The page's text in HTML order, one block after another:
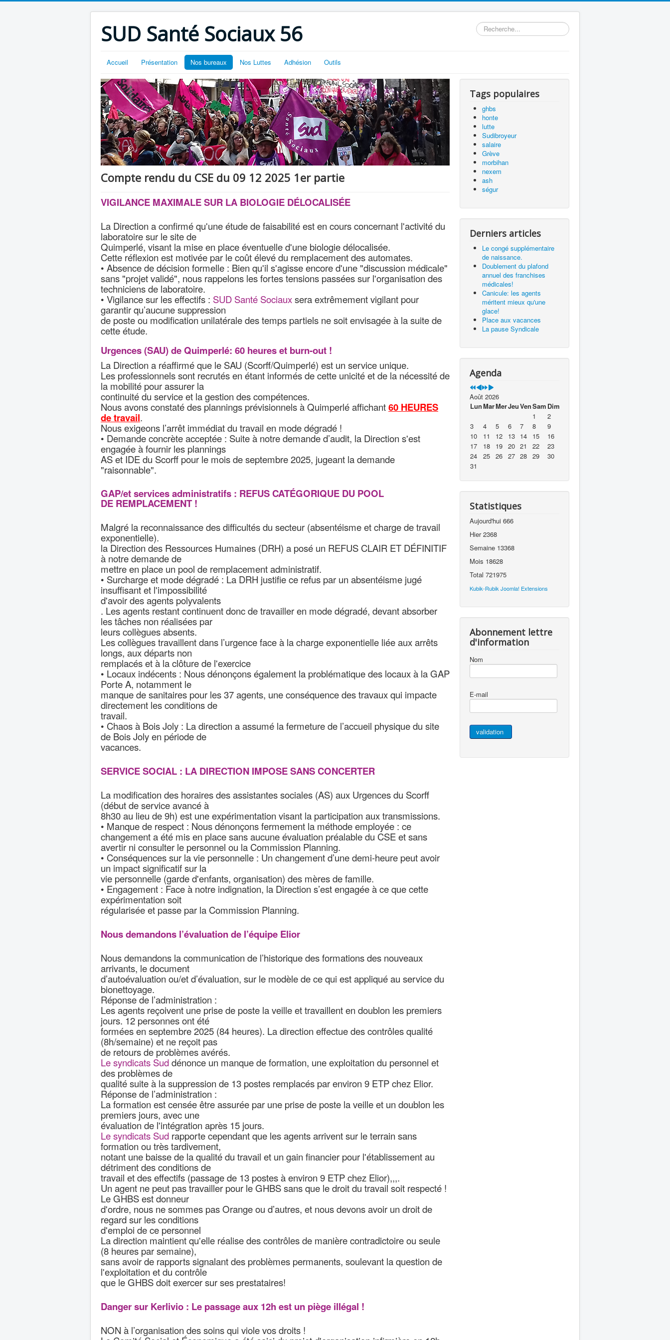
SUD Santé Sociaux 56 Rechercher
Accueil Présentation Nos bureaux Nos Luttes Adhésion Outils
Compte rendu du CSE du 09 12 2025 1er partie
VIGILANCE MAXIMALE SUR LA BIOLOGIE DÉLOCALISÉE
La Direction a confirmé qu'une étude de faisabilité est en cours concernant l'activité du
laboratoire sur le site de
Quimperlé, visant la mise en place éventuelle d'une biologie délocalisée.
Cette réflexion est motivée par le coût élevé du remplacement des automates.
• Absence de décision formelle : Bien qu'il s'agisse encore d'une "discussion médicale"
sans "projet validé", nous rappelons les fortes tensions passées sur l'organisation des
techniciens de laboratoire.
• Vigilance sur les effectifs : SUD Santé Sociauxsera extrêmement vigilant pour
garantir qu’aucune suppression
de poste ou modification unilatérale des temps partiels ne soit envisagée à la suite de
cette étude.
Urgences (SAU) de Quimperlé: 60 heures et burn-out !
La Direction a réaffirmé que le SAU (Scorff/Quimperlé) est un service unique.
Les professionnels sont recrutés en étant informés de cette unicité et de la nécessité de
la mobilité pour assurer la
continuité du service et la gestion des compétences.
Nous avons constaté des plannings prévisionnels à Quimperlé affichant60 HEURES
de travail.
Nous exigeons l’arrêt immédiat du travail en mode dégradé !
• Demande concrète acceptée : Suite à notre demande d’audit, la Direction s'est
engagée à fournir les plannings
AS et IDE du Scorff pour le mois de septembre 2025, jugeant la demande
"raisonnable".
GAP/et services administratifs : REFUS CATÉGORIQUE DU POOL
DE REMPLACEMENT !
Malgré la reconnaissance des difficultés du secteur (absentéisme et charge de travail
exponentielle).
la Direction des Ressources Humaines (DRH) a posé un REFUS CLAIR ET DÉFINITIF
à notre demande de
mettre en place un pool de remplacement administratif.
• Surcharge et mode dégradé : La DRH justifie ce refus par un absentéisme jugé
insuffisant et l'impossibilité
d'avoir des agents polyvalents
. Les agents restant continuent donc de travailler en mode dégradé, devant absorber
les tâches non réalisées par
leurs collègues absents.
Les collègues travaillent dans l’urgence face à la charge exponentielle liée aux arrêts
longs, aux départs non
remplacés et à la clôture de l'exercice
• Locaux indécents : Nous dénonçons également la problématique des locaux à la GAP
Porte A, notamment le
manque de sanitaires pour les 37 agents, une conséquence des travaux qui impacte
directement les conditions de
travail.
• Chaos à Bois Joly : La direction a assumé la fermeture de l’accueil physique du site
de Bois Joly en période de
vacances.
SERVICE SOCIAL : LA DIRECTION IMPOSE SANS CONCERTER
La modification des horaires des assistantes sociales (AS) aux Urgences du Scorff
(début de service avancé à
8h30 au lieu de 9h) est une expérimentation visant la participation aux transmissions.
• Manque de respect : Nous dénonçons fermement la méthode employée : ce
changement a été mis en place sans aucune évaluation préalable du CSE et sans
avertir ni consulter le personnel ou la Commission Planning.
• Conséquences sur la vie personnelle : Un changement d’une demi-heure peut avoir
un impact significatif sur la
vie personnelle (garde d'enfants, organisation) des mères de famille.
• Engagement : Face à notre indignation, la Direction s’est engagée à ce que cette
expérimentation soit
régularisée et passe par la Commission Planning.
Nous demandons l’évaluation de l’équipe Elior
Nous demandons la communication de l’historique des formations des nouveaux
arrivants, le document
d’autoévaluation ou/et d’évaluation, sur le modèle de ce qui est appliqué au service du
bionettoyage.
Réponse de l’administration :
Les agents reçoivent une prise de poste la veille et travaillent en doublon les premiers
jours. 12 personnes ont été
formées en septembre 2025 (84 heures). La direction effectue des contrôles qualité
(8h/semaine) et ne reçoit pas
de retours de problèmes avérés.
Le syndicats Suddénonce un manque de formation, une exploitation du personnel et
des problèmes de
qualité suite à la suppression de 13 postes remplacés par environ 9 ETP chez Elior.
Réponse de l’administration :
La formation est censée être assurée par une prise de poste la veille et un doublon les
premiers jours, avec une
évaluation de l'intégration après 15 jours.
Le syndicats Sud rapporte cependant que les agents arrivent sur le terrain sans
formation ou très tardivement,
notant une baisse de la qualité du travail et un gain financier pour l'établissement au
détriment des conditions de
travail et des effectifs (passage de 13 postes à environ 9 ETP chez Elior),,,.
Un agent ne peut pas travailler pour le GHBS sans que le droit du travail soit respecté !
Le GHBS est donneur
d'ordre, nous ne sommes pas Orange ou d’autres, et nous devons avoir un droit de
regard sur les conditions
d'emploi de ce personnel
La direction maintient qu'elle réalise des contrôles de manière contradictoire ou seule
(8 heures par semaine),
sans avoir de rapports signalant des problèmes permanents, soulevant la question de
l'exploitation et du contrôle
que le GHBS doit exercer sur ses prestataires!
Danger sur Kerlivio : Le passage aux 12h est un piège illégal !
NON à l’organisation des soins qui viole vos droits !
Tags populaires
ghbs
honte
lutte
Sudibroyeur
salaire
Grève
morbihan
nexem
ash
ségur
Derniers articles
Le congé supplémentaire
de naissance.
Doublement du plafond
annuel des franchises
médicales!
Canicule: les agents
méritent mieux qu'une
glace!
Place aux vacances
La pause Syndicale
Agenda
Août 2026
LunMarMerJeuVenSam Dim
1
2
3
4 5 6 7 8
9
10
11 12 13 14 15
16
17
18 19 20 21 22
23
24
25 26 27 28 29
30
31
Statistiques
Aujourd'hui 666
Hier2368
Semaine 13368
Mois 18628
Total 721975
Kubik-Rubik Joomla! Extensions
Abonnement lettre
d'information
Nom
E-mail